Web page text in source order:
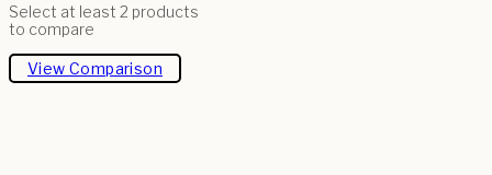
Select at least 2 products
to compare
View Comparison